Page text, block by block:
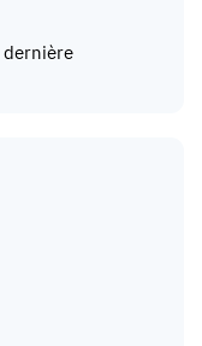
dernière